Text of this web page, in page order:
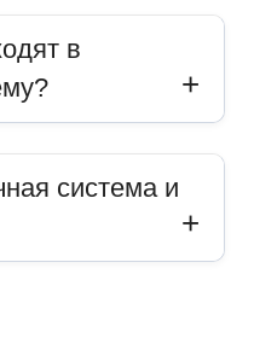
в
система и